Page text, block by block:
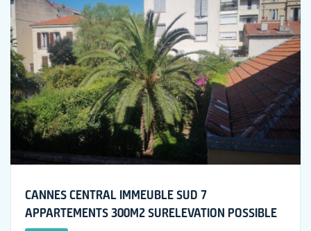
CANNES CENTRAL IMMEUBLE SUD 7
APPARTEMENTS 300M2 SURELEVATION POSSIBLE